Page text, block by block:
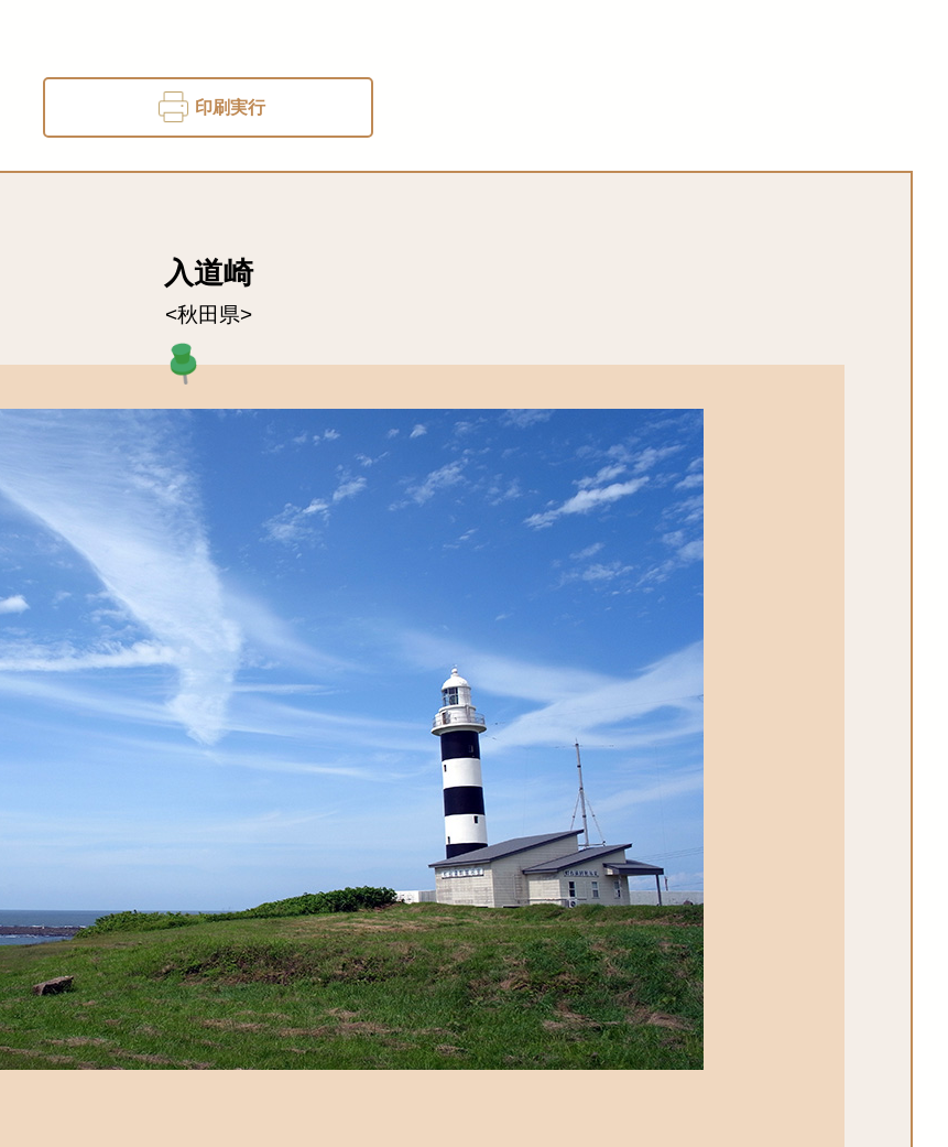
印刷実行
入道崎
<秋田県>